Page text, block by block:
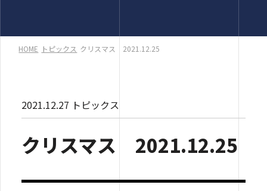
HOME トピックス クリスマス 2021.12.25
2021.12.27 トピックス
クリスマス 2021.12.25